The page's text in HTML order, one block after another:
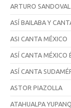
ARTURO SANDOVAL
ASÍ BAILABA Y
ASI CANTA MÉXICO
ASÍ CANTA MÉXICO
ASÍ CANTA
ASTOR PIAZOLLA
ATAHUALPA